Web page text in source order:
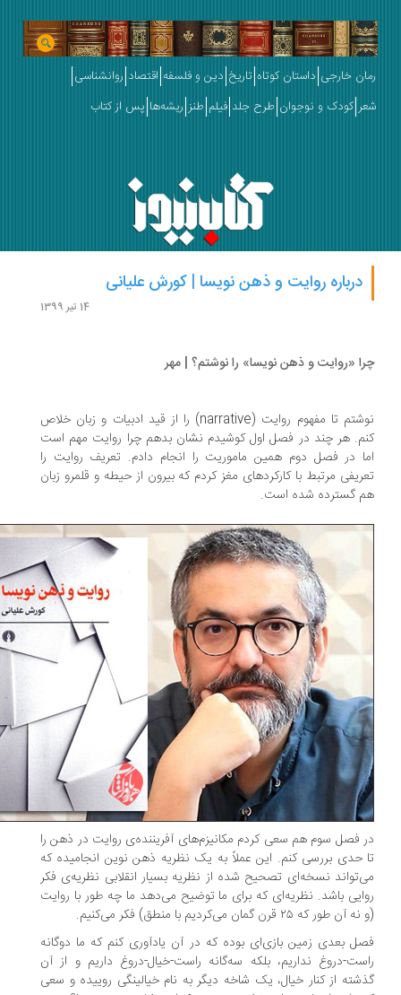
خارجی داستان کوتاه تاریخ دین و فلسفه اقتصاد روانشناسی
کودک و نوجوان طرح جلد فیلم طنز ریشه‌ها پس از کتاب
درباره روایت و ذهن نویسا | کورش علیانی
«روایت و ذهن نویسا» را نوشتم؟ | مهر
نوشتم تا مفهوم روایت (narrative) را از قید ادبیات و زبان خلاص
هر چند در فصل اول کوشیدم نشان بدهم چرا روایت مهم است
در فصل دوم همین ماموریت را انجام دادم. تعریف روایت را
مرتبط با کارکردهای مغز کردم که بیرون از حیطه و قلمرو زبان
گسترده شده است.
فصل سوم هم سعی کردم مکانیزم‌های آفریننده‌ی روایت در ذهن را
حدی بررسی کنم. این عملاً به یک نظریه ذهن نوین انجامیده که
نسخه‌ای تصحیح شده از نظریه بسیار انقلابی نظریه‌ی فکر
باشد. نظریه‌ای که برای ما توضیح می‌دهد ما چه طور با روایت
که ۲۵ قرن گمان می‌کردیم با منطق) فکر می‌کنیم.
بعدی زمین بازی‌ای بوده که در آن یادآوری کنم که ما دوگانه
دروغ نداریم، بلکه سه‌گانه راست-خیال-دروغ داریم و از آن
از کنار خیال، یک شاخه دیگر به نام خیالینگی روییده و سعی